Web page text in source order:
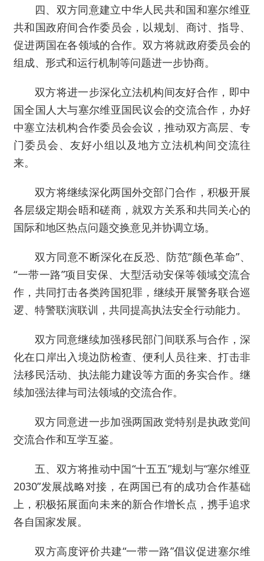
四、双方同意建立中华人民共和国和塞尔维亚
共和国政府间合作委员会，以规划、商讨、指导、
促进两国在各领域的合作。双方将就政府委员会的
组成、形式和运行机制等问题进一步协商。
双方将进一步深化立法机构间友好合作，即中
国全国人大与塞尔维亚国民议会的交流合作，办好
中塞立法机构合作委员会会议，推动双方高层、专
门委员会、友好小组以及地方立法机构间交流往
来。
双方将继续深化两国外交部门合作，积极开展
各层级定期会晤和磋商，就双方关系和共同关心的
国际和地区热点问题交换意见并协调立场。
双方同意不断深化在反恐、防范“颜色革命”、
“一带一路”项目安保、大型活动安保等领域交流合
作，共同打击各类跨国犯罪，继续开展警务联合巡
逻、特警联演联训，共同提高执法安全行动能力。
双方同意继续加强移民部门间联系与合作，深
化在口岸出入境边防检查、便利人员往来、打击非
法移民活动、执法能力建设等方面的务实合作。继
续加强法律与司法领域的交流合作。
双方同意进一步加强两国政党特别是执政党间
交流合作和互学互鉴。
五、双方将推动中国“十五五”规划与“塞尔维亚
2030”发展战略对接，在两国已有的成功合作基础
上，积极拓展面向未来的新合作增长点，携手追求
各自国家发展。
双方高度评价共建“一带一路”倡议促进塞尔维